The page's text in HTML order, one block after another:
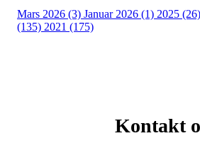
Mars 2026 (3) Januar 2026 (1) 2025 (26)
(135) 2021 (175)
Kontakt